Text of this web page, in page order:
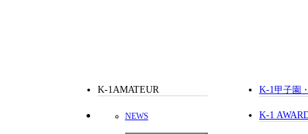
K-1AMATEUR
NEWS
K-1甲子園
K-1